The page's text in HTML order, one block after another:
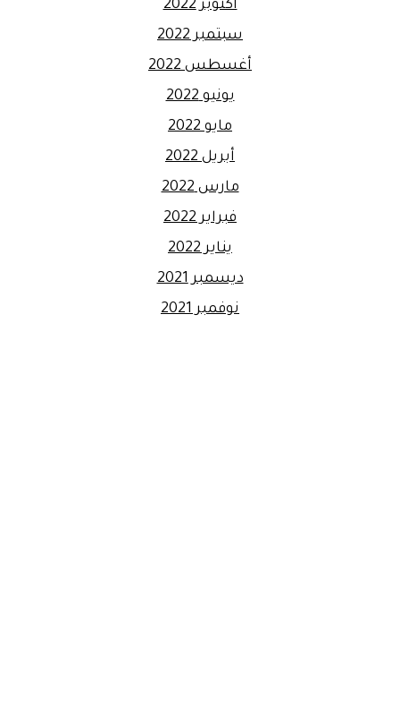
أكتوبر 2022
سبتمبر 2022
أغسطس 2022
يونيو 2022
مايو 2022
أبريل 2022
مارس 2022
فبراير 2022
يناير 2022
ديسمبر 2021
نوفمبر 2021